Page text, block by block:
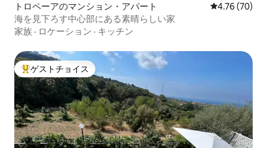
トロペーアのマンション・アパート レビュー70
4.76 (70)
海を見下ろす中心部にある素晴らしい家
家族 · ロケーション · キッチン
大好評のゲストチョイスです。
ゲストチョイス